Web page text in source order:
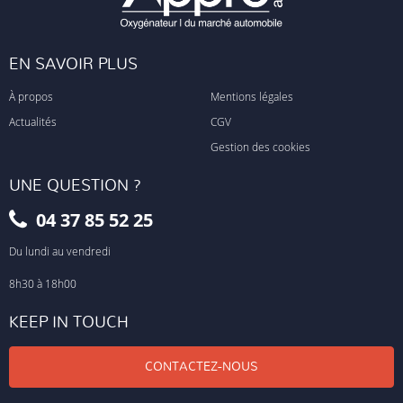
EN SAVOIR PLUS
À propos
Actualités
Mentions légales
CGV
Gestion des cookies
UNE QUESTION ?
04 37 85 52 25
Du lundi au vendredi
8h30 à 18h00
KEEP IN TOUCH
CONTACTEZ-NOUS